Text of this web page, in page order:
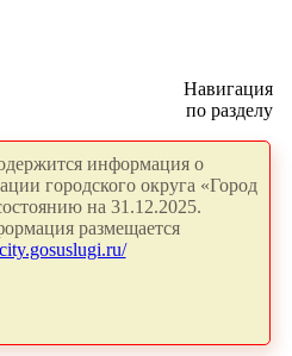
Навигация
по разделу
информация о
городского округа «Город
на 31.12.2025.
размещается